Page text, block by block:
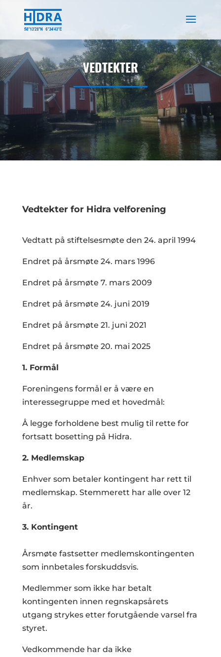
content
VEDTEKTER
Vedtekter for Hidra velforening
Vedtatt på stiftelsesmøte den 24. april 1994
Endret på årsmøte 24. mars 1996
Endret på årsmøte 7. mars 2009
Endret på årsmøte 24. juni 2019
Endret på årsmøte 21. juni 2021
Endret på årsmøte 20. mai 2025
1. Formål
Foreningens formål er å være en
interessegruppe med et hovedmål:
Å legge forholdene best mulig til rette for
fortsatt bosetting på Hidra.
2. Medlemskap
Enhver som betaler kontingent har rett til
medlemskap. Stemmerett har alle over 12
år.
3. Kontingent
Årsmøte fastsetter medlemskontingenten
som innbetales forskuddsvis.
Medlemmer som ikke har betalt
kontingenten innen regnskapsårets
utgang strykes etter forutgående varsel fra
styret.
Vedkommende har da ikke